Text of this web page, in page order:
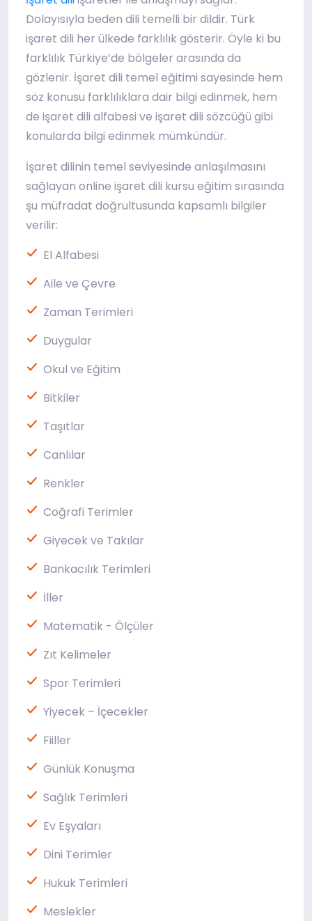
Dolayısıyla beden dili temelli bir dildir. Türk
işaret dili her ülkede farklılık gösterir. Öyle ki bu
farklılık Türkiye’de bölgeler arasında da
gözlenir. İşaret dili temel eğitimi sayesinde hem
söz konusu farklılıklara dair bilgi edinmek, hem
de işaret dili alfabesi ve işaret dili sözcüğü gibi
konularda bilgi edinmek mümkündür.
İşaret dilinin temel seviyesinde anlaşılmasını
sağlayan online işaret dili kursu eğitim sırasında
şu müfradat doğrultusunda kapsamlı bilgiler
verilir:
El Alfabesi
Aile ve Çevre
Zaman Terimleri
Duygular
Okul ve Eğitim
Bitkiler
Taşıtlar
Canlılar
Renkler
Coğrafi Terimler
Giyecek ve Takılar
Bankacılık Terimleri
İller
Matematik - Ölçüler
Zıt Kelimeler
Spor Terimleri
Yiyecek – İçecekler
Fiiller
Günlük Konuşma
Sağlık Terimleri
Ev Eşyaları
Dini Terimler
Hukuk Terimleri
Meslekler